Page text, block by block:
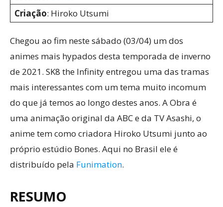
Criação: Hiroko Utsumi
Chegou ao fim neste sábado (03/04) um dos
animes mais hypados desta temporada de inverno
de 2021. SK8 the Infinity entregou uma das tramas
mais interessantes com um tema muito incomum
do que já temos ao longo destes anos. A Obra é
uma animação original da ABC e da TV Asashi, o
anime tem como criadora Hiroko Utsumi junto ao
próprio estúdio Bones. Aqui no Brasil ele é
distribuído pela Funimation.
RESUMO